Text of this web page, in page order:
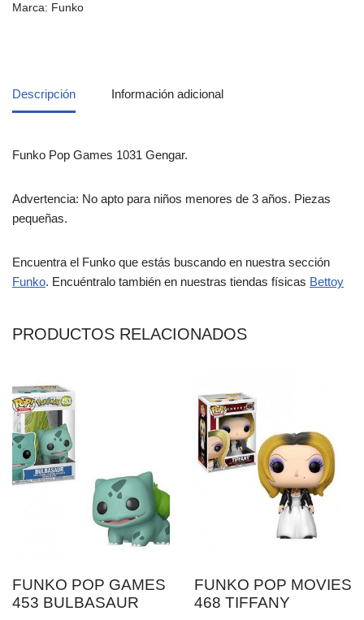
Marca: Funko
Descripción Información adicional
Funko Pop Games 1031 Gengar.
Advertencia: No apto para niños menores de 3 años. Piezas
pequeñas.
Encuentra el Funko que estás buscando en nuestra sección
Funko. Encuéntralo también en nuestras tiendas físicas Bettoy
PRODUCTOS RELACIONADOS
FUNKO POP GAMES
453 BULBASAUR
FUNKO POP MOVIES
468 TIFFANY